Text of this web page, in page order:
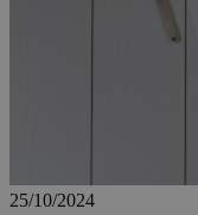
25/10/2024